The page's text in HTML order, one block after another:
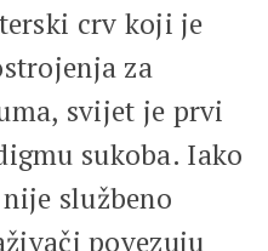
crv koji je
za
svijet je prvi
sukoba. Iako
službeno
povezuju